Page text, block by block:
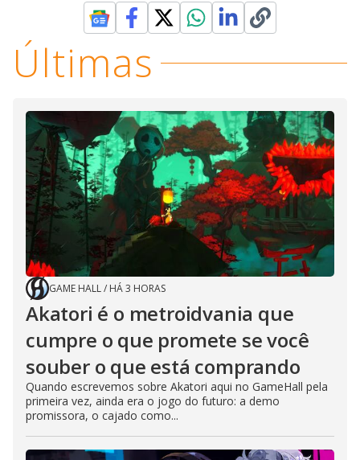
Últimas
GAME HALL/ HÁ 3 HORAS
Akatori é o metroidvania que
cumpre o que promete se você
souber o que está comprando
Quando escrevemos sobre Akatori aqui no GameHall pela
primeira vez, ainda era o jogo do futuro: a demo
promissora, o cajado como...